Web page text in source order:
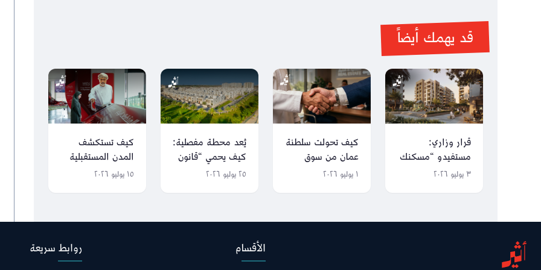
قد يهمك أيضاً
قرار وزاري:
مستفيدو “مسكنك
الأول” يمكنهم
٣ يوليو ٢٠٢٦
كيف تحولت سلطنة
عمان من سوق
محلي إلى وجهة١ يوليو ٢٠٢٦
يُعد محطة مفصلية:
كيف يحمي “قانون
التنظيم العقاري”
٢٥ يوليو ٢٠٢٦
كيف تستكشف
المدن المستقبلية
في سلطنة عُمان
١٥ يوليو ٢٠٢٦
الأقسام روابط سريعة